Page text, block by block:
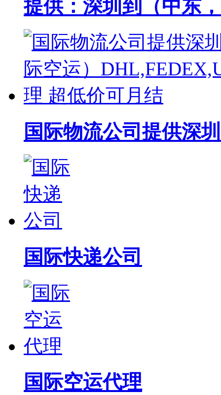
提供：深圳到（中东
国际物流公司提供深
国际快递公司
国际空运代理